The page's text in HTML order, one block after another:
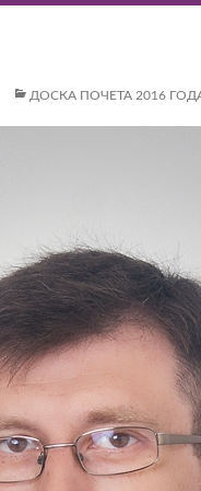
ДОСКА ПОЧЕТА 2016